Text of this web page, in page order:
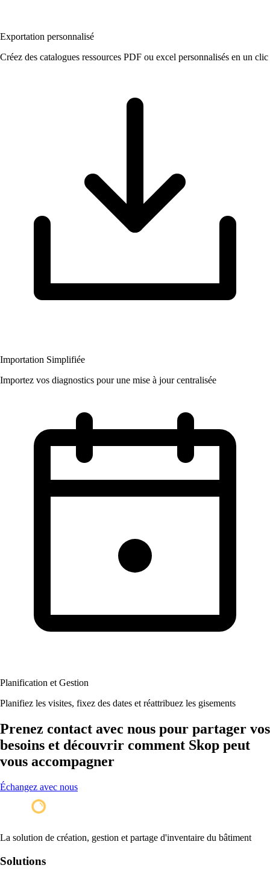
Exportation personnalisé
Créez des catalogues ressources PDF ou excel personnalisés en un clic
Importation Simplifiée
Importez vos diagnostics pour une mise à jour centralisée
Planification et Gestion
Planifiez les visites, fixez des dates et réattribuez les gisements
Prenez contact avec nous pour partager vos
besoins et découvrir comment Skop peut
vous accompagner
Échangez avec nous
La solution de création, gestion et partage d'inventaire du bâtiment
Solutions